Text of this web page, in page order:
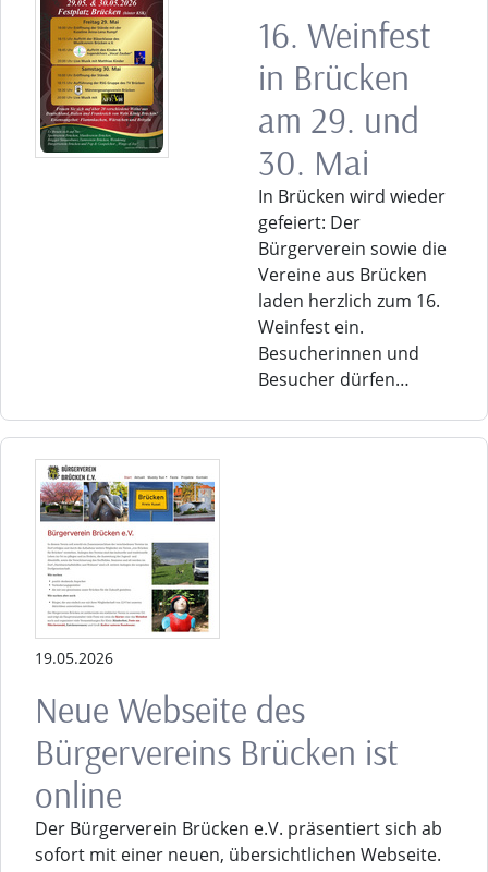
16. Weinfest
in Brücken
am 29. und
30. Mai
In Brücken wird wieder
gefeiert: Der
Bürgerverein sowie die
Vereine aus Brücken
laden herzlich zum 16.
Weinfest ein.
Besucherinnen und
Besucher dürfen…
19.05.2026
Neue Webseite des
Bürgervereins Brücken ist
online
Der Bürgerverein Brücken e.V. präsentiert sich ab
sofort mit einer neuen, übersichtlichen Webseite.